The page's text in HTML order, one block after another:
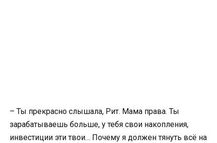
– Ты прекрасно слышала, Рит. Мама права. Ты
зарабатываешь больше, у тебя свои накопления,
инвестиции эти твои… Почему я должен тянуть всё на